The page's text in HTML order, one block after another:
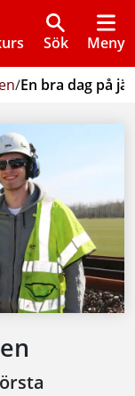
Sök Meny
/En bra dag på